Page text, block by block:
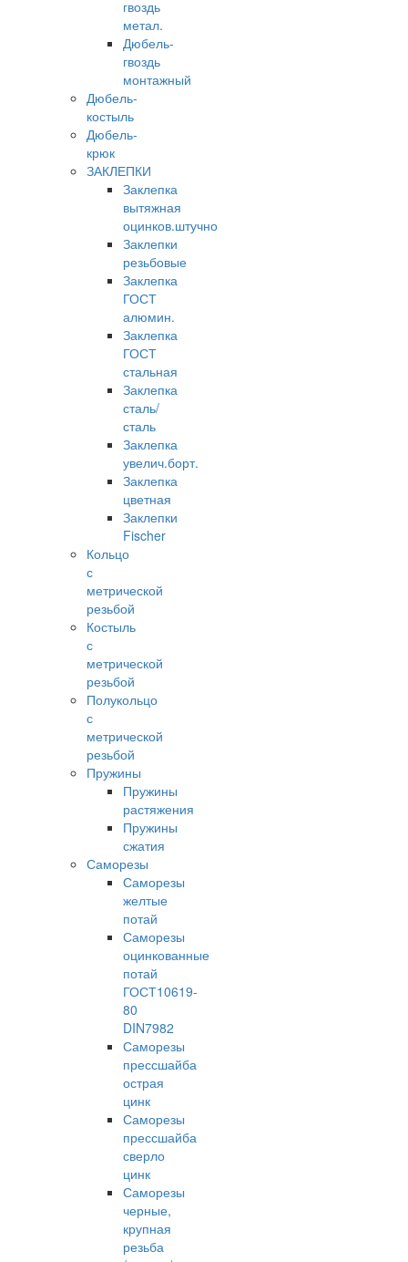
гвоздь
метал.
Дюбель-
гвоздь
монтажный
Дюбель-
костыль
Дюбель-
крюк
ЗАКЛЕПКИ
Заклепка
вытяжная
оцинков.штучно
Заклепки
резьбовые
Заклепка
ГОСТ
алюмин.
Заклепка
ГОСТ
стальная
Заклепка
сталь/
сталь
Заклепка
увелич.борт.
Заклепка
цветная
Заклепки
Fischer
Кольцо
с
метрической
резьбой
Костыль
с
метрической
резьбой
Полукольцо
с
метрической
резьбой
Пружины
Пружины
растяжения
Пружины
сжатия
Саморезы
Саморезы
желтые
потай
Саморезы
оцинкованные
потай
ГОСТ10619-
80
DIN7982
Саморезы
прессшайба
острая
цинк
Саморезы
прессшайба
сверло
цинк
Саморезы
черные,
крупная
резьба